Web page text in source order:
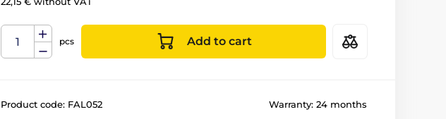
pcs Add to cart
Product code: FAL052 Warranty: 24 months